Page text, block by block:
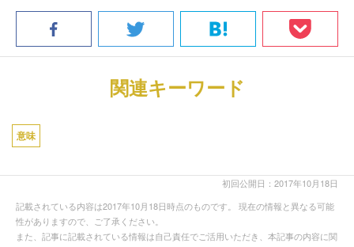
関連キーワード
意味
初回公開日：2017年10月18日
記載されている内容は2017年10月18日時点のものです。 現在の情報と異なる可能
性がありますので、ご了承ください。
また、記事に記載されている情報は自己責任でご活用いただき、本記事の内容に関